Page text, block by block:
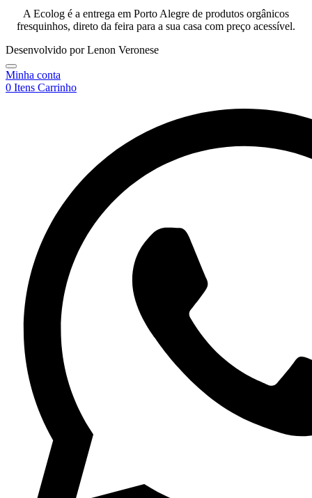
A Ecolog é a entrega em Porto Alegre de produtos orgânicos
fresquinhos, direto da feira para a sua casa com preço acessível.
Desenvolvido por Lenon Veronese
Minha conta
0 Itens Carrinho